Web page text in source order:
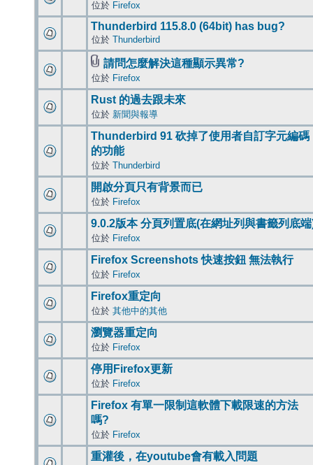
位於 Firefox
Thunderbird 115.8.0 (64bit) has bug?
位於 Thunderbird
請問怎麼解決這種顯示異常?
位於 Firefox
Rust 的過去跟未來
位於 新聞與報導
Thunderbird 91 砍掉了使用者自訂字元編碼
的功能
位於 Thunderbird
開啟分頁只有背景而已
位於 Firefox
9.0.2版本 分頁列置底(在網址列與書籤列底
位於 Firefox
Firefox Screenshots 快速按鈕 無法執行
位於 Firefox
Firefox重定向
位於 其他中的其他
瀏覽器重定向
位於 Firefox
停用Firefox更新
位於 Firefox
Firefox 有單一限制這軟體下載限速的方法
嗎?
位於 Firefox
重灌後，在youtube會有載入問題